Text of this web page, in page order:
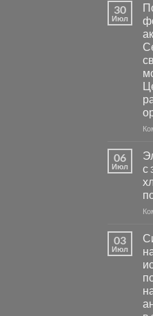
30
Июл
06
Июл
с
03
Июл